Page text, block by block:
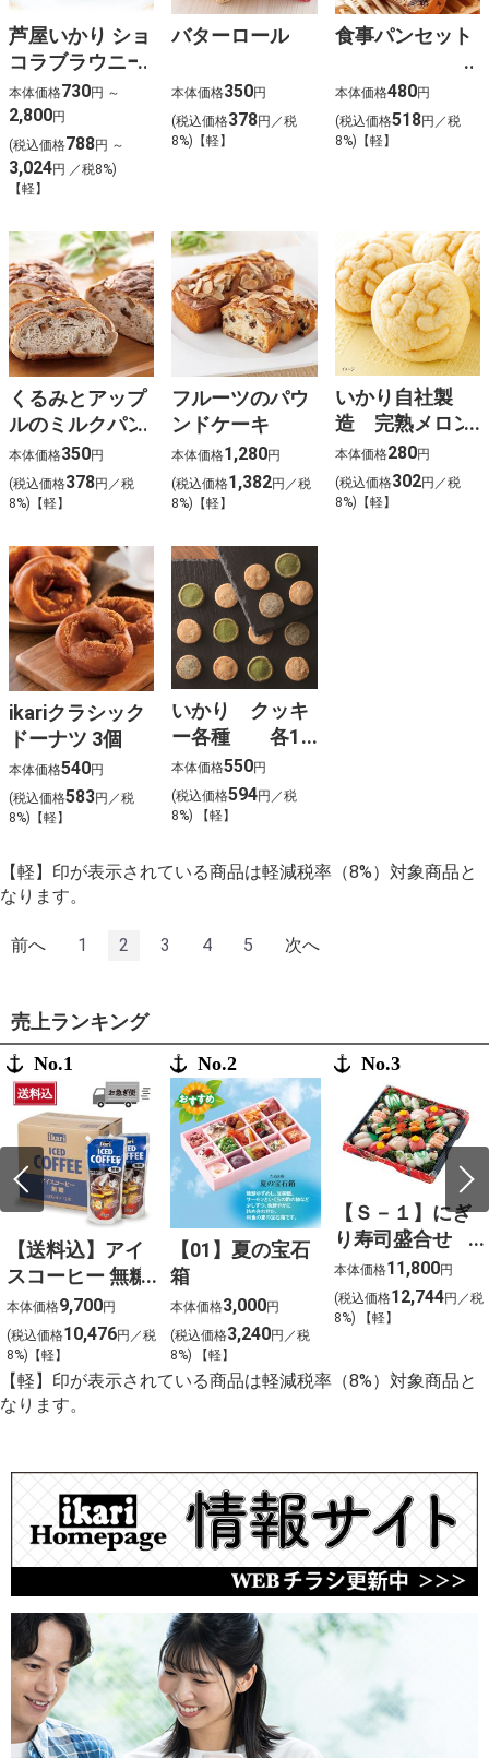
芦屋いかり ショ
コラブラウニー
本体価格730円 ～
2,800円
(税込価格788円 ～
3,024円 ／税8%)
【軽】
バターロール
本体価格350円
(税込価格378円／税
8%)【軽】
食事パンセット
本体価格480円
(税込価格518円／税
8%)【軽】
くるみとアップ
ルのミルクパン
本体価格350円
(税込価格378円／税
8%)【軽】
フルーツのパウ
ンドケーキ
本体価格1,280円
(税込価格1,382円／税
8%)【軽】
いかり自社製
造 完熟メロン
パン
本体価格280円
(税込価格302円／税
8%)【軽】
ikariクラシック
ドーナツ 3個
本体価格540円
(税込価格583円／税
8%)【軽】
いかり クッキ
ー各種 各15
枚入
本体価格550円
(税込価格594円／税
8%) 【軽】
【軽】印が表示されている商品は軽減税率（8%）対象商品と
なります。
前へ 1 2 3 4 5 次へ
売上ランキング
No.1
【送料込】アイ
スコーヒー 無糖
〈ケース販売〉
本体価格9,700円
(税込価格10,476円／税
8%)【軽】
No.2
【01】夏の宝石
箱
本体価格3,000円
(税込価格3,240円／税
8%) 【軽】
No.3
【Ｓ－１】にぎ
り寿司盛合せ
（上）〈４人
前〉
本体価格11,800円
(税込価格12,744円／税
8%) 【軽】
【軽】印が表示されている商品は軽減税率（8%）対象商品と
なります。